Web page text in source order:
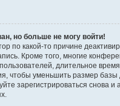
но больше не могу войти!
по какой-то причине
Кроме того, многие
длительное
чтобы уменьшить размер базы
зарегистрироваться снова и